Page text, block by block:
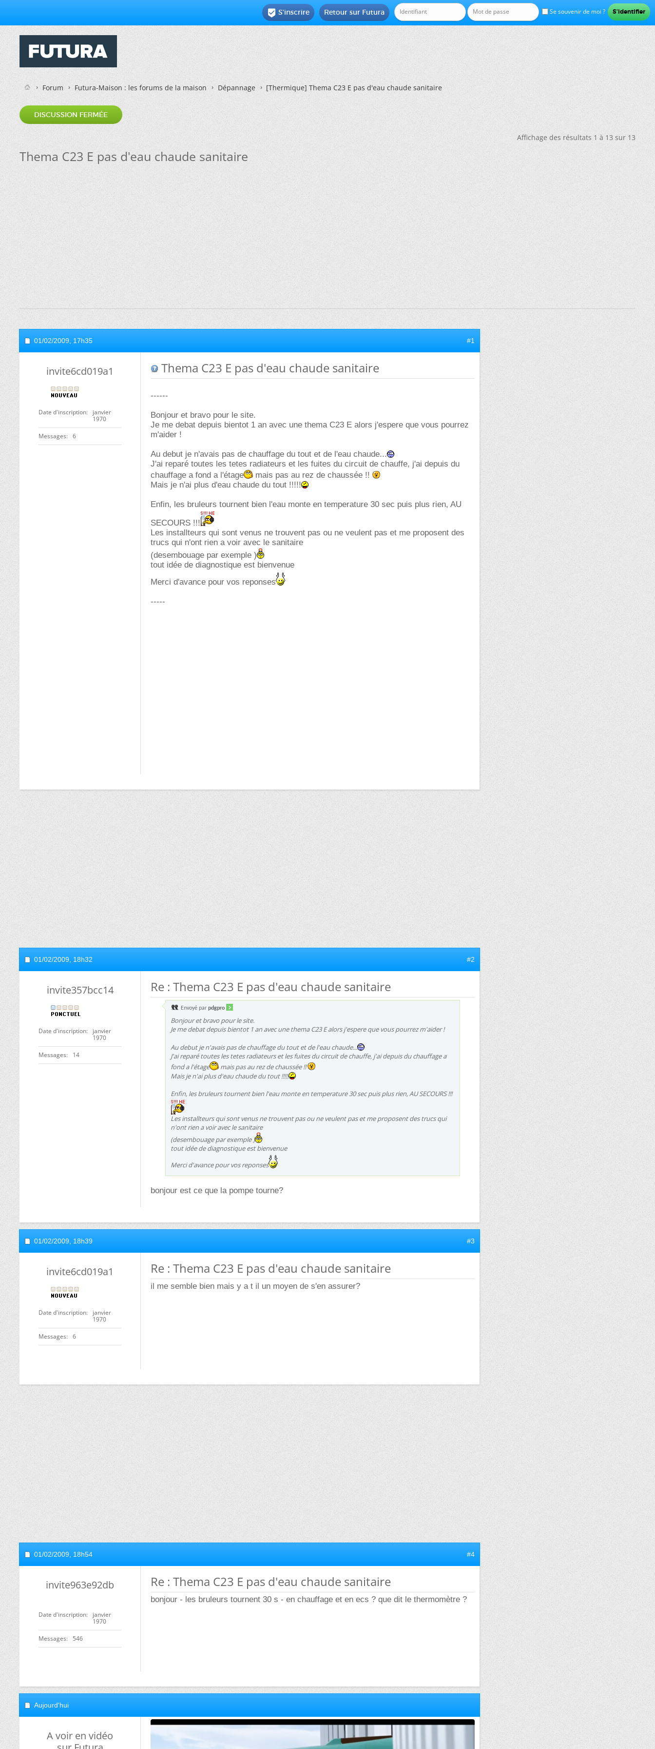
Se souvenir de moi ?
Retour sur Futura
 S'inscrire
Forum Futura-Maison : les forums de la maison Dépannage [Thermique]Thema C23 E pas d'eau chaude sanitaire
DISCUSSION FERMÉE
Affichage des résultats 1 à 13 sur 13
Thema C23 E pas d'eau chaude sanitaire
01/02/2009, 17h35 #1
invite6cd019a1
Date d'inscription
janvier
1970
Messages 6
Thema C23 E pas d'eau chaude sanitaire
------
Bonjour et bravo pour le site.
Je me debat depuis bientot 1 an avec une thema C23 E alors j'espere que vous pourrez
m'aider !
Au debut je n'avais pas de chauffage du tout et de l'eau chaude...
J'ai reparé toutes les tetes radiateurs et les fuites du circuit de chauffe, j'ai depuis du
chauffage a fond a l'étage
mais pas au rez de chaussée !!
Mais je n'ai plus d'eau chaude du tout !!!!!
Enfin, les bruleurs tournent bien l'eau monte en temperature 30 sec puis plus rien, AU
SECOURS !!!
Les installteurs qui sont venus ne trouvent pas ou ne veulent pas et me proposent des
trucs qui n'ont rien a voir avec le sanitaire
(desembouage par exemple )
tout idée de diagnostique est bienvenue
Merci d'avance pour vos reponses
-----
01/02/2009, 18h32 #2
invite357bcc14
Date d'inscription
janvier
1970
Messages 14
Re : Thema C23 E pas d'eau chaude sanitaire
Envoyé par pdgpro
Bonjour et bravo pour le site.
Je me debat depuis bientot 1 an avec une thema C23 E alors j'espere que vous pourrez m'aider !
Au debut je n'avais pas de chauffage du tout et de l'eau chaude...
J'ai reparé toutes les tetes radiateurs et les fuites du circuit de chauffe, j'ai depuis du chauffage a
fond a l'étage
mais pas au rez de chaussée !!
Mais je n'ai plus d'eau chaude du tout !!!!!
Enfin, les bruleurs tournent bien l'eau monte en temperature 30 sec puis plus rien, AU SECOURS !!!
Les installteurs qui sont venus ne trouvent pas ou ne veulent pas et me proposent des trucs qui
n'ont rien a voir avec le sanitaire
(desembouage par exemple )
tout idée de diagnostique est bienvenue
Merci d'avance pour vos reponses
bonjour est ce que la pompe tourne?
01/02/2009, 18h39 #3
invite6cd019a1
Date d'inscription
janvier
1970
Messages 6
Re : Thema C23 E pas d'eau chaude sanitaire
il me semble bien mais y a t il un moyen de s'en assurer?
01/02/2009, 18h54 #4
invite963e92db
Date d'inscription
janvier
1970
Messages 546
Re : Thema C23 E pas d'eau chaude sanitaire
bonjour - les bruleurs tournent 30 s - en chauffage et en ecs ? que dit le thermomètre ?
Aujourd'hui
A voir en vidéo